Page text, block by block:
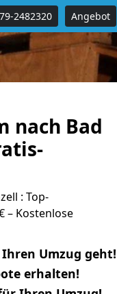
2482320 Angebot
nach Bad
: Top-
– Kostenlose
Umzug geht!
erhalten!